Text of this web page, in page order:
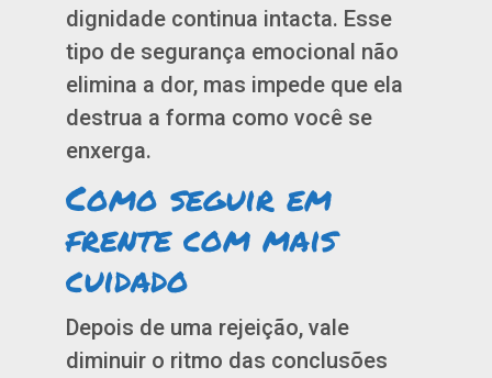
dignidade continua intacta. Esse
tipo de segurança emocional não
elimina a dor, mas impede que ela
destrua a forma como você se
enxerga.
Como seguir em
frente com mais
cuidado
Depois de uma rejeição, vale
diminuir o ritmo das conclusões